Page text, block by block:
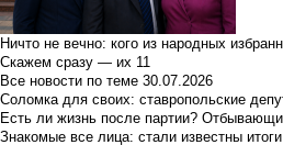
Ничто не вечно: кого из народных
Скажем сразу — их 11
Все новости по теме 30.07.2026
Соломка для своих: ставропольские
Есть ли жизнь после партии?
Знакомые все лица: стали известны